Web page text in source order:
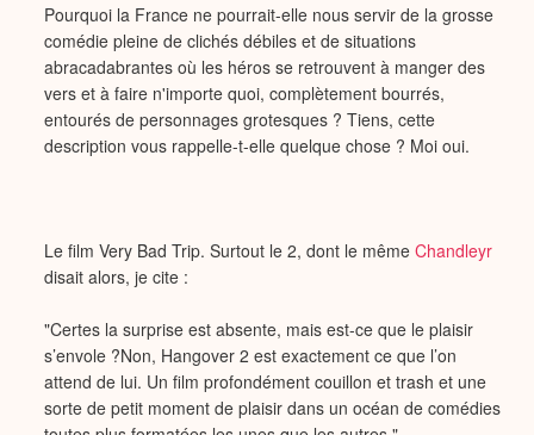
Pourquoi la France ne pourrait-elle nous servir de la grosse
comédie pleine de clichés débiles et de situations
abracadabrantes où les héros se retrouvent à manger des
vers et à faire n'importe quoi, complètement bourrés,
entourés de personnages grotesques ? Tiens, cette
description vous rappelle-t-elle quelque chose ? Moi oui.
Le film Very Bad Trip. Surtout le 2, dont le mêmeChandleyr
disait alors, je cite :
"Certes la surprise est absente, mais est-ce que le plaisir
s’envole ?Non, Hangover 2 est exactement ce que l’on
attend de lui. Un film profondément couillon et trash et une
sorte de petit moment de plaisir dans un océan de comédies